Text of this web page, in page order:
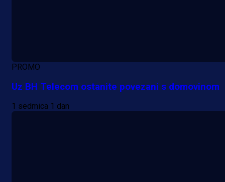
PROMO
Uz BH Telecom ostanite povezani s domovinom
1 sedmica 1 dan